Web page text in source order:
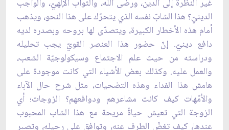
غير النظرة إلى الدين، ورضى الله، والثواب الإلهيّ، والواجب
الدينيّ؟ هذا الشابّ نفسه الذي يتحرّك على هذا النحو، ويذهب
أمام هذه الأخطار الكبيرة، ويتصدّى لها بروحه وبصدره لديه
دافع دينيّ. إنّ حضور هذا العنصر القويّ يجب تحليله
ودراسته من حيث علم الاجتماع وسيكولوجيّة الشعب،
والعمل عليه. وكذلك بعض الأشياء التي كانت موجودة على
هامش هذا الفداء وهذه التضحيات، مثل شرح حال الآباء
والأمّهات كيف كانت مشاعرهم ودوافعهم؟ الزوجات؛ أي
الزوجة التي تعيش حياةً مريحة مع هذا الشاب المحبوب